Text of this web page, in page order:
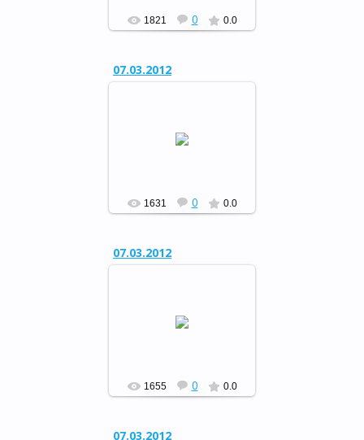
1821 0 0.0
07.03.2012
«Свет женщины…»
1631 0 0.0
07.03.2012
«Свет женщины…»
1655 0 0.0
07.03.2012